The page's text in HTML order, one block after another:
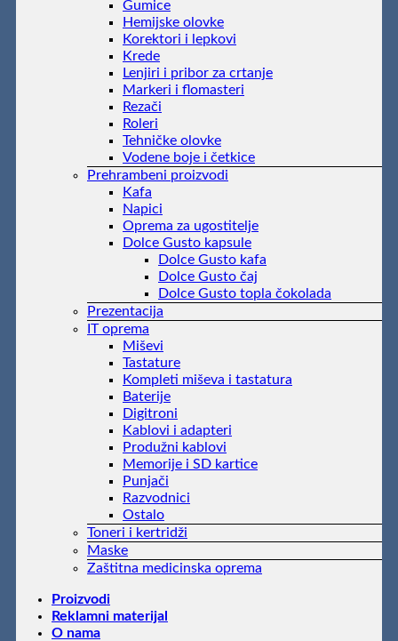
Gumice
Hemijske olovke
Korektori i lepkovi
Krede
Lenjiri i pribor za crtanje
Markeri i flomasteri
Rezači
Roleri
Tehničke olovke
Vodene boje i četkice
Prehrambeni proizvodi
Kafa
Napici
Oprema za ugostitelje
Dolce Gusto kapsule
Dolce Gusto kafa
Dolce Gusto čaj
Dolce Gusto topla čokolada
Prezentacija
IT oprema
Miševi
Tastature
Kompleti miševa i tastatura
Baterije
Digitroni
Kablovi i adapteri
Produžni kablovi
Memorije i SD kartice
Punjači
Razvodnici
Ostalo
Toneri i kertridži
Maske
Zaštitna medicinska oprema
Proizvodi
Reklamni materijal
O nama